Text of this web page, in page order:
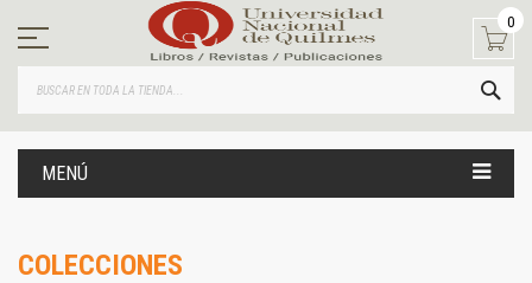
contenido
0
MENÚ
COLECCIONES